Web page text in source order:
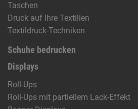
Taschen
Druck auf Ihre Textilien
Textildruck-Techniken
Schuhe bedrucken
Displays
Roll-Ups
Roll-Ups mit partiellem Lack-Effekt